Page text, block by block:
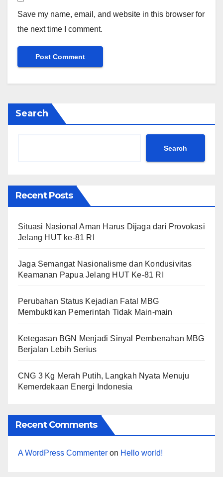
Save my name, email, and website in this browser for
the next time I comment.
Search
Search
Recent Posts
Situasi Nasional Aman Harus Dijaga dari Provokasi
Jelang HUT ke-81 RI
Jaga Semangat Nasionalisme dan Kondusivitas
Keamanan Papua Jelang HUT Ke-81 RI
Perubahan Status Kejadian Fatal MBG
Membuktikan Pemerintah Tidak Main-main
Ketegasan BGN Menjadi Sinyal Pembenahan MBG
Berjalan Lebih Serius
CNG 3 Kg Merah Putih, Langkah Nyata Menuju
Kemerdekaan Energi Indonesia
Recent Comments
A WordPress Commenter on Hello world!